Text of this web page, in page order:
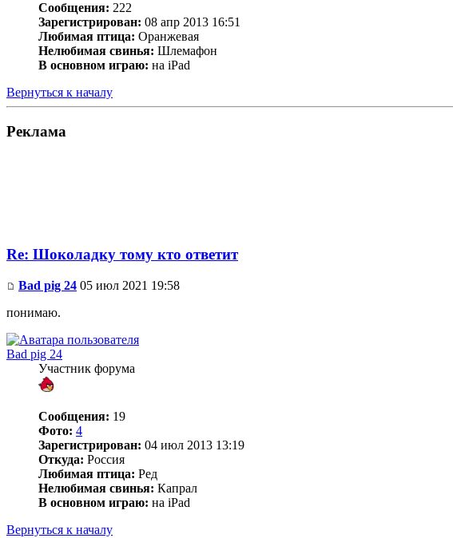
Сообщения: 222
Зарегистрирован: 08 апр 2013 16:51
Любимая птица: Оранжевая
Нелюбимая свинья: Шлемафон
В основном играю: на iPad
Вернуться к началу
Реклама
Re: Шоколадку тому кто ответит
Bad pig 24 05 июл 2021 19:58
понимаю.
Bad pig 24
Участник форума
Сообщения: 19
Фото: 4
Зарегистрирован: 04 июл 2013 13:19
Откуда: Россия
Любимая птица: Ред
Нелюбимая свинья: Капрал
В основном играю: на iPad
Вернуться к началу